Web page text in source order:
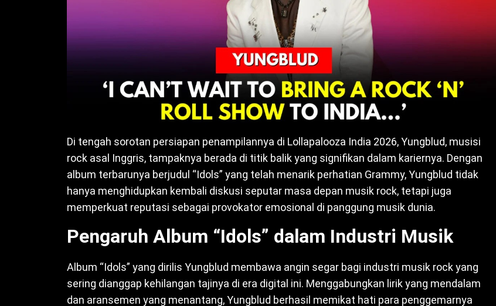
Di tengah sorotan persiapan penampilannya di Lollapalooza India 2026, Yungblud, musisi
rock asal Inggris, tampaknya berada di titik balik yang signifikan dalam kariernya. Dengan
album terbarunya berjudul “Idols” yang telah menarik perhatian Grammy, Yungblud tidak
hanya menghidupkan kembali diskusi seputar masa depan musik rock, tetapi juga
memperkuat reputasi sebagai provokator emosional di panggung musik dunia.
Pengaruh Album “Idols” dalam Industri Musik
Album “Idols” yang dirilis Yungblud membawa angin segar bagi industri musik rock yang
sering dianggap kehilangan tajinya di era digital ini. Menggabungkan lirik yang mendalam
dan aransemen yang menantang, Yungblud berhasil memikat hati para penggemarnya